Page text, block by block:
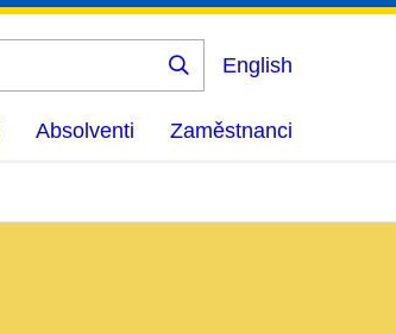
Vyhledat
English
Absolventi Zaměstnanci